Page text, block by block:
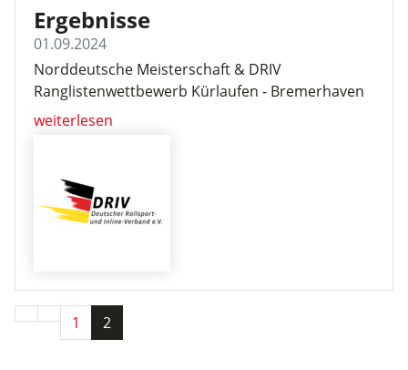
Ergebnisse
01.09.2024
Norddeutsche Meisterschaft & DRIV
Ranglistenwettbewerb Kürlaufen - Bremerhaven
weiterlesen
1 2